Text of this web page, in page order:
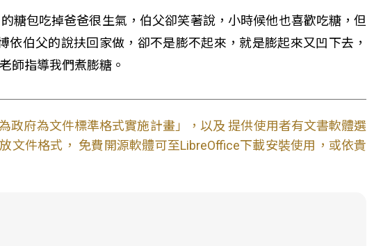
糖包吃掉爸爸很生氣，伯父卻笑著說，小時候他也喜歡吃糖，但
伯父的說扶回家做，卻不是膨不起來，就是膨起來又凹下去，
師指導我們煮膨糖。
政府為文件標準格式實施計畫」，以及 提供使用者有文書軟體選
文件格式， 免費開源軟體可至LibreOffice下載安裝使用，或依貴